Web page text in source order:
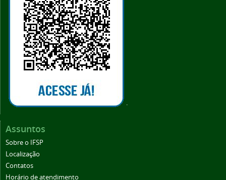
.
Assuntos
Sobre o IFSP
Localização
Contatos
Horário de atendimento